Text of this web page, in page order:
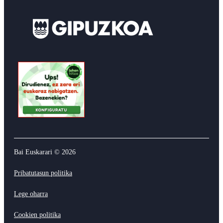
Bai Euskarari © 2026
Pribatutasun politika
Lege oharra
Cookien politika